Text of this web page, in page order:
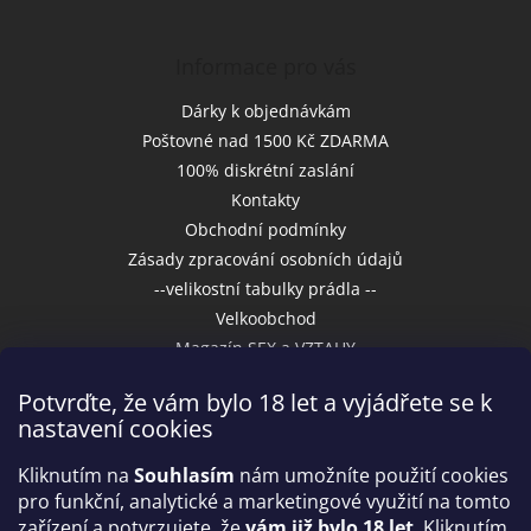
Potvrďte, že vám bylo 18 let a vyjádřete se k
nastavení cookies
Kliknutím na Souhlasím nám umožníte použití cookies
pro funkční, analytické a marketingové využití na tomto
Dárky k objednávkám
Poštovné nad 1500 Kč ZDARMA
100% diskrétní zaslání
Kontakty
Obchodní podmínky
Zásady zpracování osobních údajů
--velikostní tabulky prádla --
Velkoobchod
Magazín SEX a VZTAHY
Přijímáme online platby